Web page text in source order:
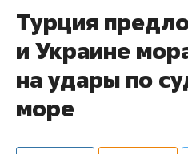
Турция
и Украине
на удары по
море